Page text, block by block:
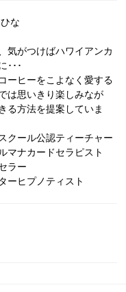
な
気がつけばハワイアンカ
･･･
ーヒーをこよなく愛する
は思いきり楽しみなが
る方法を提案していま
クール公認ティーチャー
マナカードセラピスト
ラー
ーヒプノティスト